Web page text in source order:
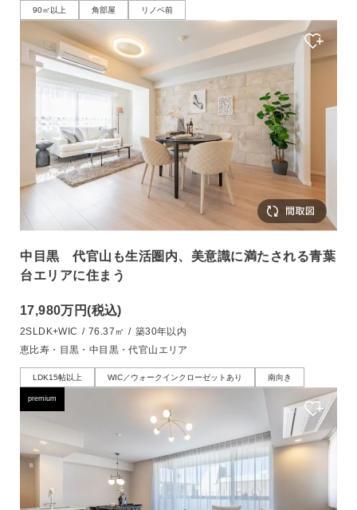
90㎡以上 角部屋 リノベ前
中目黒 代官山も生活圏内、美意識に満たされる青葉
台エリアに住まう
17,980万円(税込)
2SLDK+WIC / 76.37㎡ / 築30年以内
恵比寿・目黒・中目黒・代官山エリア
LDK15帖以上 WIC／ウォークインクローゼットあり 南向き
premium